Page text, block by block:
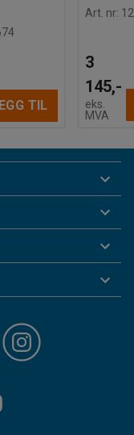
TIL
Art. nr:
3
145,-
eks.
MVA